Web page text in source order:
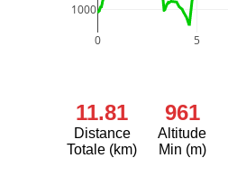
0 5
1000
11.81
Distance
Totale (km)
961
Altitude
Min (m)